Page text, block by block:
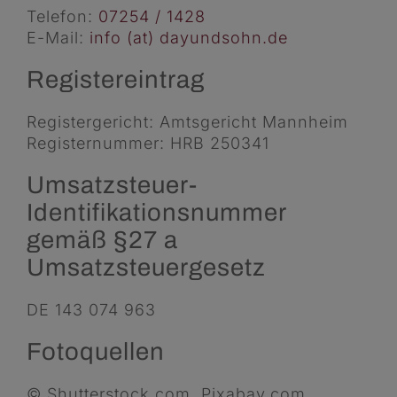
Telefon: 07254 / 1428
E-Mail: info (at) dayundsohn.de
Registereintrag
Registergericht: Amtsgericht Mannheim
Registernummer: HRB 250341
Umsatzsteuer-
Identifikationsnummer
gemäß §27 a
Umsatzsteuergesetz
DE 143 074 963
Fotoquellen